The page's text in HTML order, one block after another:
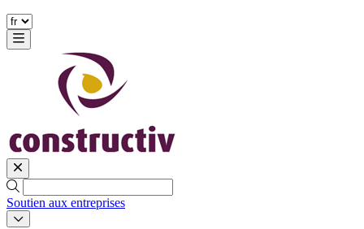
Soutien aux entreprises